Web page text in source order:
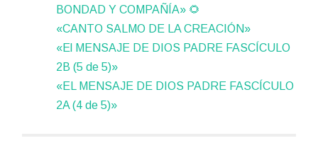
BONDAD Y COMPAÑÍA» 🌻
«CANTO SALMO DE LA CREACIÓN»
«El MENSAJE DE DIOS PADRE FASCÍCULO
2B (5 de 5)»
«EL MENSAJE DE DIOS PADRE FASCÍCULO
2A (4 de 5)»